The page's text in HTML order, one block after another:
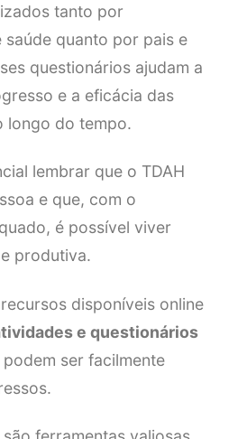
tanto por
saúde quanto por pais e
questionários ajudam a
e a eficácia das
longo do tempo.
lembrar que o TDAH
e que, com o
é possível viver
produtiva.
disponíveis online
e questionários
podem ser facilmente